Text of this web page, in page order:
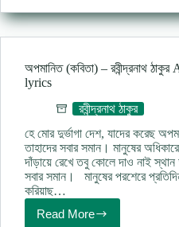
–
মাইকেল
দত্ত
অপমানিত (কবিতা) – রবীন্দ্রনাথ
lyrics
রবীন্দ্রনাথ ঠাকুর
হে মোর দুর্ভাগা দেশ, যাদের করেছ
তাহাদের সবার সমান। মানুষের
দাঁড়ায়ে রেখে তবু কোলে দাও নাই
সবার সমান। মানুষের পরশেরে
করিয়াছ…
Read More
অপমানিত